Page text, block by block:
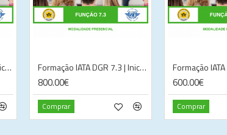
Formação IATA DGR 7.1 | Inicial | Presencial | Lisboa Formação IATA DGR 7.3 | Inicial | Presencial | Lisboa
800.00€
Comprar
600.00€
Comprar